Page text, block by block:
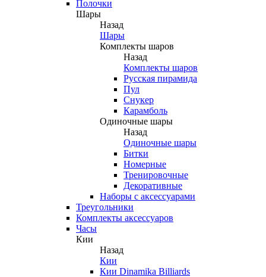
Полочки
Шары
Назад
Шары
Комплекты шаров
Назад
Комплекты шаров
Русская пирамида
Пул
Снукер
Карамболь
Одиночные шары
Назад
Одиночные шары
Битки
Номерные
Тренировочные
Декоративные
Наборы с аксессуарами
Треугольники
Комплекты аксессуаров
Часы
Кии
Назад
Кии
Кии Dinamika Billiards